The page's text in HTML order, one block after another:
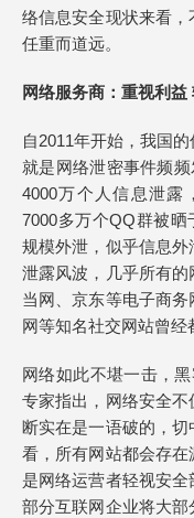
络信息安全现状来看
任重而道远。
网络服务商：重视利益
自2011年开始，我国
就是网络泄密事件频
4000万个人信息泄露
7000多万个QQ群被
规模外泄，似乎信息
泄露风波，几乎所有
当网、京东等电子商
网等知名社交网站曾经
网络如此不堪一击，
专家指出，网络安全
断实在是一语破的，
看，所有网站都会存
是网络运营者轻视安
部分互联网企业将大